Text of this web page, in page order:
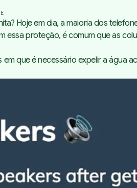
Hoje em dia, a maioria dos
proteção, é comum que as
que é necessário expelir a água